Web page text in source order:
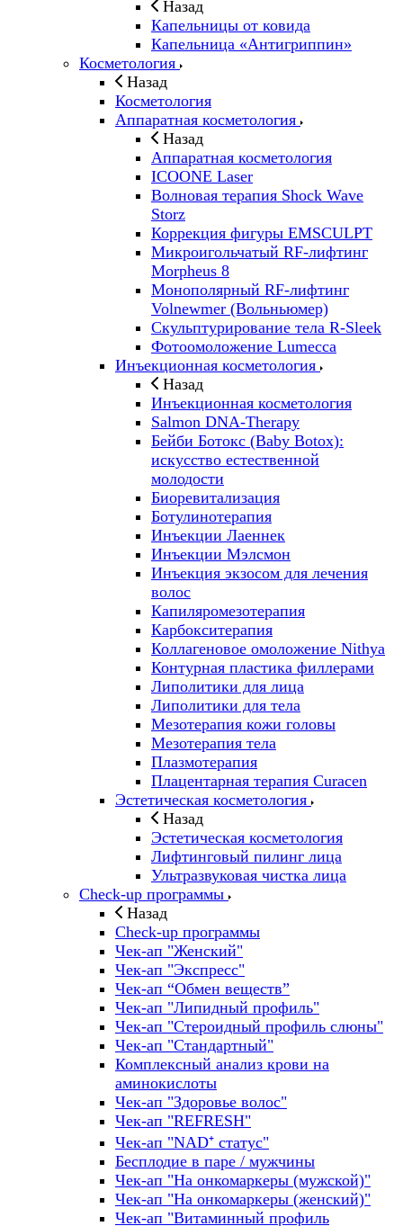
Назад
Капельницы от ковида
Капельница «Антигриппин»
Косметология
Назад
Косметология
Аппаратная косметология
Назад
Аппаратная косметология
ICOONE Laser
Волновая терапия Shock Wave
Storz
Коррекция фигуры EMSCULPT
Микроигольчатый RF-лифтинг
Morpheus 8
Монополярный RF-лифтинг
Volnewmer (Вольньюмер)
Скульптурирование тела R-Sleek
Фотоомоложение Lumecca
Инъекционная косметология
Назад
Инъекционная косметология
Salmon DNA-Therapy
Бейби Ботокс (Baby Botox):
искусство естественной
молодости
Биоревитализация
Ботулинотерапия
Инъекции Лаеннек
Инъекции Мэлсмон
Инъекция экзосом для лечения
волос
Капиляромезотерапия
Карбокситерапия
Коллагеновое омоложение Nithya
Контурная пластика филлерами
Липолитики для лица
Липолитики для тела
Мезотерапия кожи головы
Мезотерапия тела
Плазмотерапия
Плацентарная терапия Curacen
Эстетическая косметология
Назад
Эстетическая косметология
Лифтинговый пилинг лица
Ультразвуковая чистка лица
Check-up программы
Назад
Check-up программы
Чек-ап "Женский"
Чек-ап "Экспресс"
Чек-ап “Обмен веществ”
Чек-ап "Липидный профиль"
Чек-ап "Стероидный профиль слюны"
Чек-ап "Стандартный"
Комплексный анализ крови на
аминокислоты
Чек-ап "Здоровье волос"
Чек-ап "REFRESH"
Чек-ап "NAD⁺ статус"
Бесплодие в паре / мужчины
Чек-ап "На онкомаркеры (мужской)"
Чек-ап "На онкомаркеры (женский)"
Чек-ап "Витаминный профиль